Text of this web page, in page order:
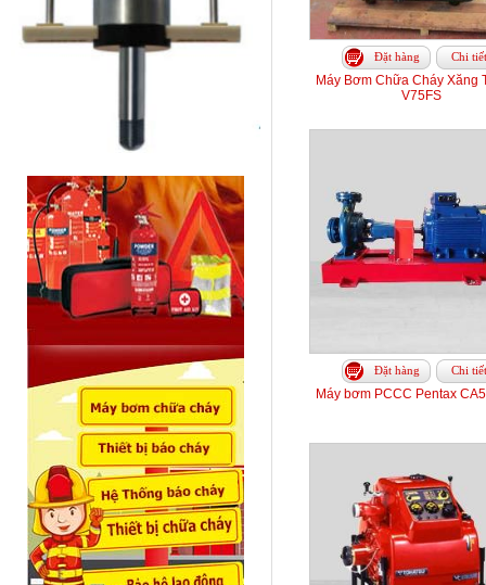
Đặt hàng Chi tiết
Máy Bơm Chữa Cháy Xăng
V75FS
Đặt hàng Chi tiết
Máy bơm PCCC Pentax